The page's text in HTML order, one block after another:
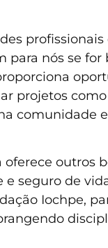
profissionais
para nós se
projetos
comunidade
outros
seguro de
Iochpe,